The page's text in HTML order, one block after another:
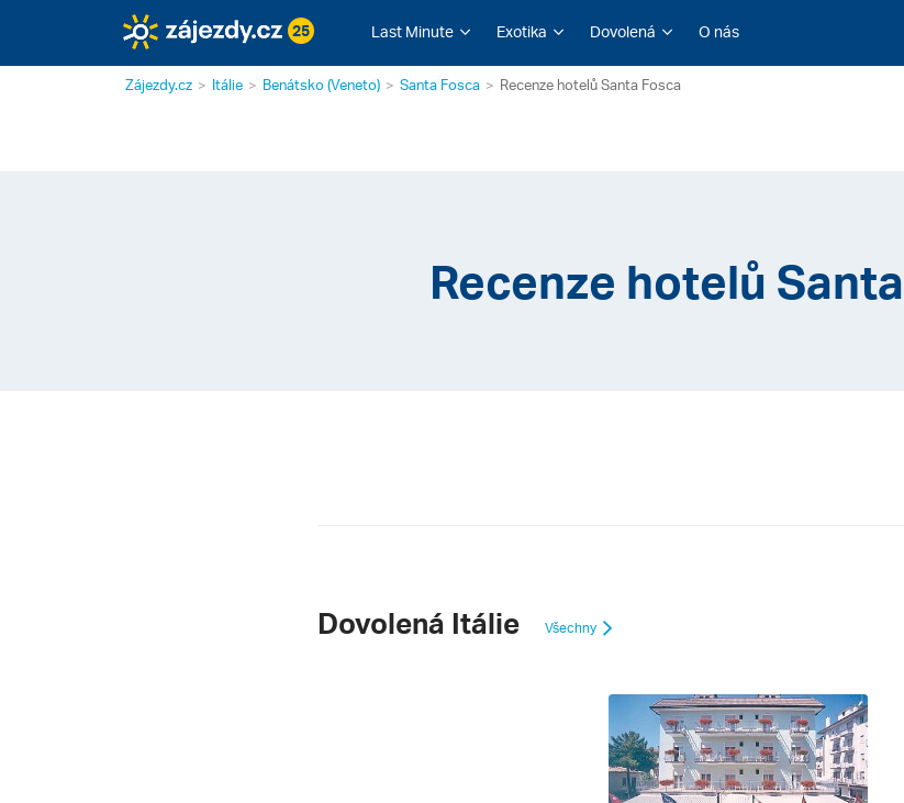
25 Last Minute Exotika Dovolená O nás
Zájezdy.cz Itálie Benátsko (Veneto) Santa Fosca Recenze hotelů Santa Fosca
Recenze hotelů
Dovolená Itálie Všechny